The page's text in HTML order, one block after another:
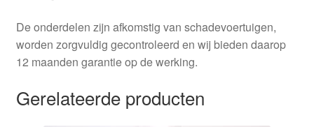
De onderdelen zijn afkomstig van schadevoertuigen,
worden zorgvuldig gecontroleerd en wij bieden daarop
12 maanden garantie op de werking.
Gerelateerde producten